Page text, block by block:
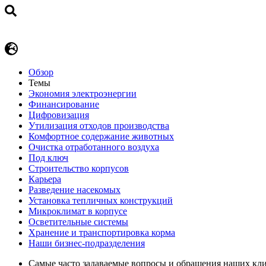
Обзор
Темы
Экономия электроэнергии
Финансирование
Цифровизация
Утилизация отходов производства
Комфортное содержание животных
Очистка отработанного воздуха
Под ключ
Строительство корпусов
Карьера
Разведение насекомых
Установка тепличных конструкций
Микроклимат в корпусе
Осветительные системы
Хранение и транспортировка корма
Наши бизнес-подразделения
Самые часто задаваемые вопросы и обращения наших